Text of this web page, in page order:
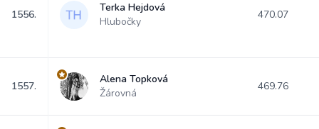
1556.
Terka Hejdová
Hlubočky
470.07
1557.
Alena Topková
Žárovná
469.76